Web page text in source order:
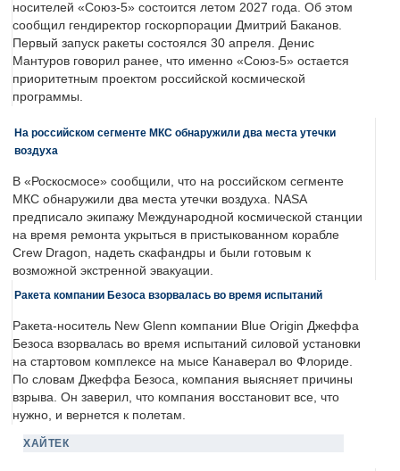
носителей «Союз-5» состоится летом 2027 года. Об этом
сообщил гендиректор госкорпорации Дмитрий Баканов.
Первый запуск ракеты состоялся 30 апреля. Денис
Мантуров говорил ранее, что именно «Союз-5» остается
приоритетным проектом российской космической
программы.
На российском сегменте МКС обнаружили два места утечки
воздуха
В «Роскосмосе» сообщили, что на российском сегменте
МКС обнаружили два места утечки воздуха. NASA
предписало экипажу Международной космической станции
на время ремонта укрыться в пристыкованном корабле
Crew Dragon, надеть скафандры и были готовым к
возможной экстренной эвакуации.
Ракета компании Безоса взорвалась во время испытаний
Ракета-носитель New Glenn компании Blue Origin Джеффа
Безоса взорвалась во время испытаний силовой установки
на стартовом комплексе на мысе Канаверал во Флориде.
По словам Джеффа Безоса, компания выясняет причины
взрыва. Он заверил, что компания восстановит все, что
нужно, и вернется к полетам.
ХАЙТЕК